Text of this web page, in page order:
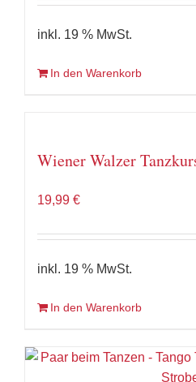
inkl. 19 % MwSt.
In den Warenkorb
Wiener Walzer
19,99 €
inkl. 19 % MwSt.
In den Warenkorb